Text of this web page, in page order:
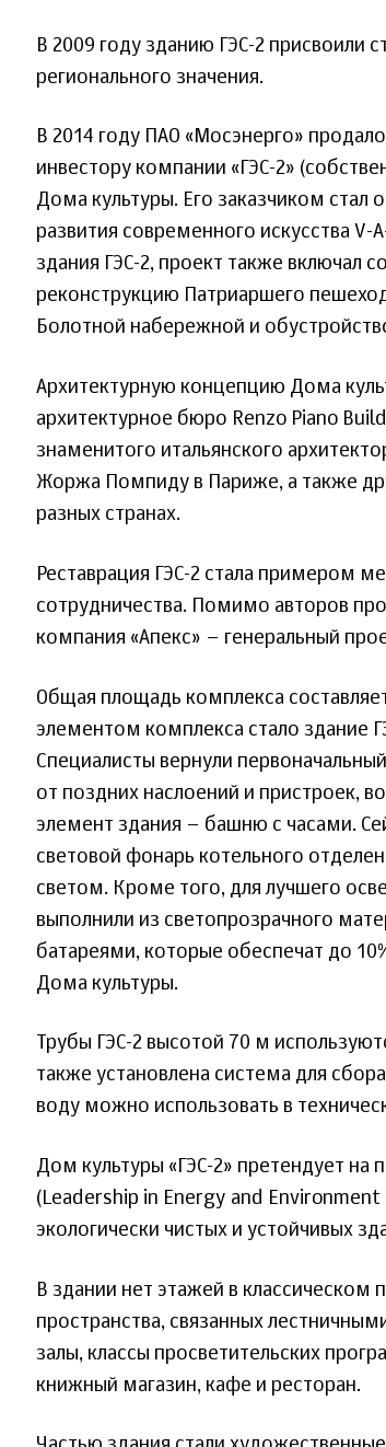
В 2009 году зданию ГЭС-2 присвоили
регионального значения.
В 2014 году ПАО «Мосэнерго»
инвестору компании «ГЭС-2»
Дома культуры. Его заказчиком
развития современного искусства
здания ГЭС-2, проект также включал
реконструкцию Патриаршего
Болотной набережной и
Архитектурную концепцию Дома
архитектурное бюро Renzo Piano
знаменитого итальянского
Жоржа Помпиду в Париже, а также
разных странах.
Реставрация ГЭС-2 стала примером
сотрудничества. Помимо авторов
компания «Апекс» – генеральный
Общая площадь комплекса
элементом комплекса стало здание
Специалисты вернули
от поздних наслоений и пристроек,
элемент здания – башню с часами.
световой фонарь котельного
светом. Кроме того, для лучшего
выполнили из светопрозрачного
батареями, которые обеспечат до
Дома культуры.
Трубы ГЭС-2 высотой 70 м
также установлена система для
воду можно использовать в
Дом культуры «ГЭС-2» претендует на
(Leadership in Energy and
экологически чистых и устойчивых
В здании нет этажей в классическом
пространства, связанных
залы, классы просветительских
книжный магазин, кафе и ресторан.